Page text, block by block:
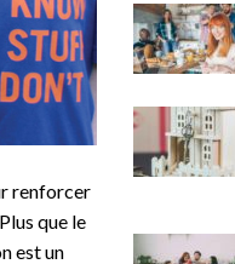
renforcer
que le
est un